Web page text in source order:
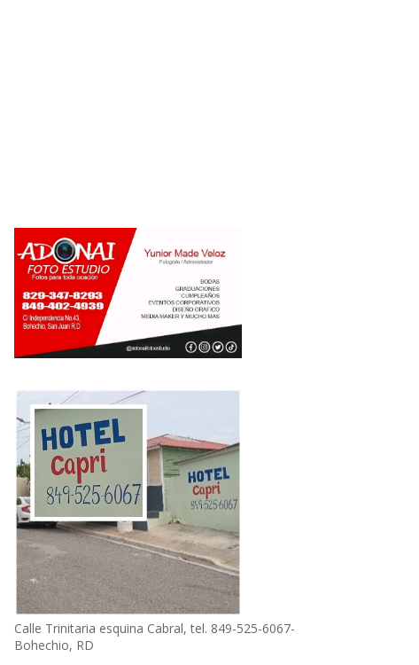
Calle Trinitaria esquina Cabral, tel. 849-525-6067-
Bohechio, RD